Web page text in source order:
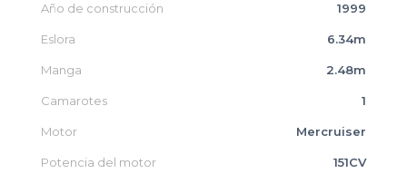
Año de construcción 1999
Eslora 6.34m
Manga 2.48m
Camarotes 1
Motor Mercruiser
Potencia del motor 151CV